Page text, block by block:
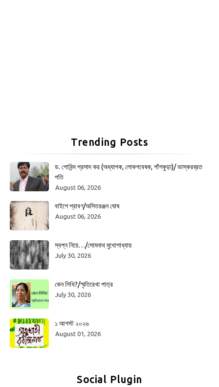
Trending Posts
ড. গোবিন্দ প্রসাদ কর (অধ্যাপক, লোকগবেষক, পাঁশকুড়া)/ ভাস্করব্রত
পতি
August 06, 2026
বাইশে শ্রাবণ/অসিতরঞ্জন ঘোষ
August 06, 2026
স্বপ্ন নিয়ে…/সোমনাথ মুখোপাধ্যায়
July 30, 2026
কেন লিখি?/স্মৃতিরেখা পাত্র
July 30, 2026
১ আগস্ট ২০২৬
August 01, 2026
Social Plugin